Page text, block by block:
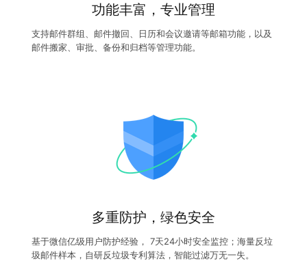
功能丰富，专业管理
支持邮件群组、邮件撤回、日历和会议邀请等邮箱功能，以及
邮件搬家、审批、备份和归档等管理功能。
多重防护，绿色安全
基于微信亿级用户防护经验， 7天24小时安全监控；海量反垃
圾邮件样本，自研反垃圾专利算法，智能过滤万无一失。